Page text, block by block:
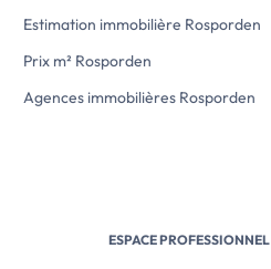
Estimation immobilière Rosporden
Prix m² Rosporden
Agences immobilières Rosporden
ESPACE PROFESSIONNEL